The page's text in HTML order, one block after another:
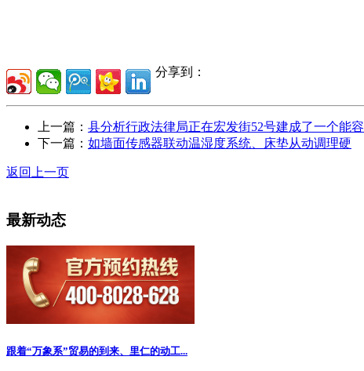
分享到：
上一篇： 县分析行政法律局正在宏发街52号建成了一个能容
下一篇： 如墙面传感器联动温湿度系统、床垫从动调理硬
返回上一页
最新动态
跟着“万象系”贸易的到来、里仁的动工...